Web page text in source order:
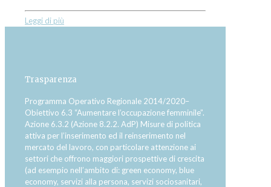
Leggi di più
Trasparenza
Programma Operativo Regionale 2014/2020–
Obiettivo 6.3 “Aumentare l’occupazione femminile”.
Azione 6.3.2 (Azione 8.2.2. AdP) Misure di politica
attiva per l’inserimento ed il reinserimento nel
mercato del lavoro, con particolare attenzione ai
settori che offrono maggiori prospettive di crescita
(ad esempio nell’ambito di: green economy, blue
economy, servizi alla persona, servizi sociosanitari,